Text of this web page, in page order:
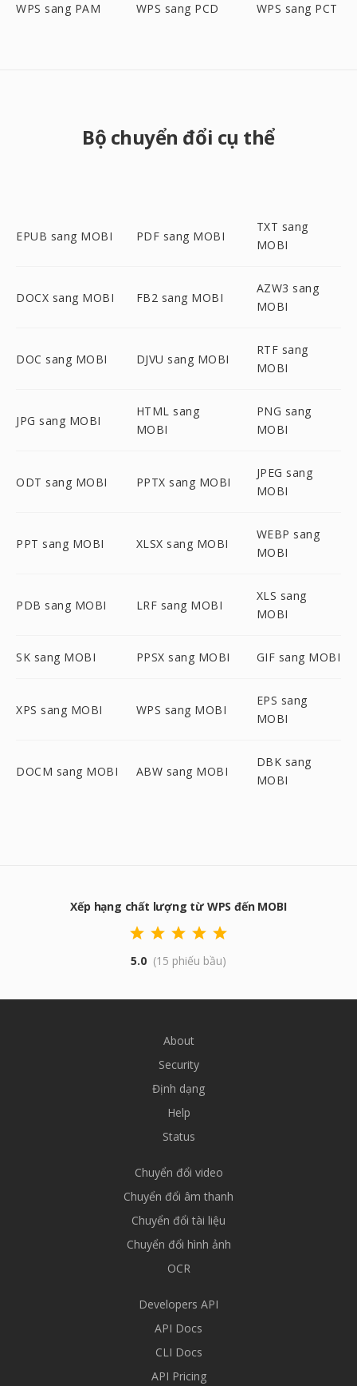
WPS sang PAM WPS sang PCD WPS sang PCT
Bộ chuyển đổi cụ thể
EPUB sang MOBI PDF sang MOBI
TXT sang
MOBI
DOCX sang MOBI FB2 sang MOBI
AZW3 sang
MOBI
DOC sang MOBI DJVU sang MOBI
RTF sang
MOBI
JPG sang MOBI
HTML sang
MOBI
PNG sang
MOBI
ODT sang MOBI PPTX sang MOBI
JPEG sang
MOBI
PPT sang MOBI XLSX sang MOBI
WEBP sang
MOBI
PDB sang MOBI LRF sang MOBI
XLS sang
MOBI
SK sang MOBI PPSX sang MOBI GIF sang MOBI
XPS sang MOBI WPS sang MOBI
EPS sang
MOBI
DOCM sang MOBI ABW sang MOBI
DBK sang
MOBI
Xếp hạng chất lượng từ WPS đến MOBI
5.0 (15 phiếu bầu)
About
Security
Định dạng
Help
Status
Chuyển đổi video
Chuyển đổi âm thanh
Chuyển đổi tài liệu
Chuyển đổi hình ảnh
OCR
Developers API
API Docs
CLI Docs
API Pricing